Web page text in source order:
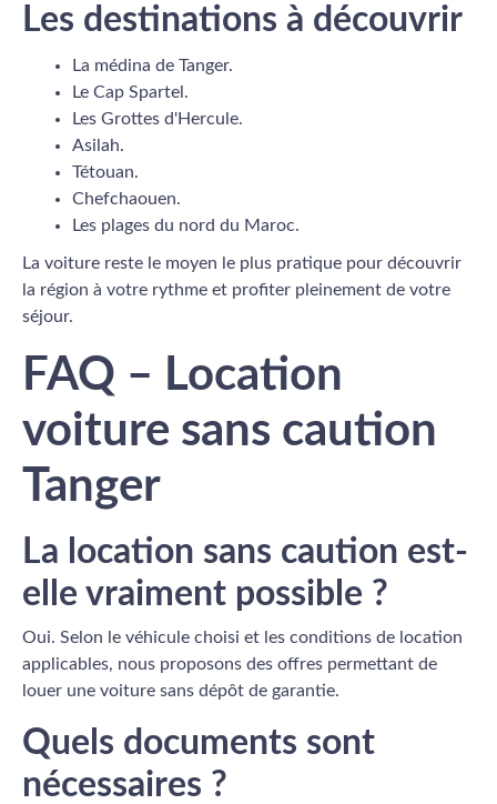
Les destinations à découvrir
La médina de Tanger.
Le Cap Spartel.
Les Grottes d'Hercule.
Asilah.
Tétouan.
Chefchaouen.
Les plages du nord du Maroc.
La voiture reste le moyen le plus pratique pour découvrir
la région à votre rythme et profiter pleinement de votre
séjour.
FAQ – Location
voiture sans caution
Tanger
La location sans caution est-
elle vraiment possible ?
Oui. Selon le véhicule choisi et les conditions de location
applicables, nous proposons des offres permettant de
louer une voiture sans dépôt de garantie.
Quels documents sont
nécessaires ?